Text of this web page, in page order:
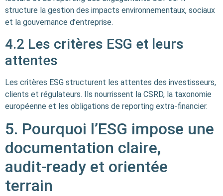
structure la gestion des impacts environnementaux, sociaux
et la gouvernance d’entreprise.
4.2 Les critères ESG et leurs
attentes
Les critères ESG structurent les attentes des investisseurs,
clients et régulateurs. Ils nourrissent la CSRD, la taxonomie
européenne et les obligations de reporting extra-financier.
5. Pourquoi l’ESG impose une
documentation claire,
audit‑ready et orientée
terrain